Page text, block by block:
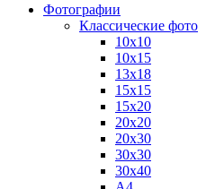
Фотографии
Классические фото
10х10
10х15
13х18
15х15
15х20
20х20
20х30
30х30
30х40